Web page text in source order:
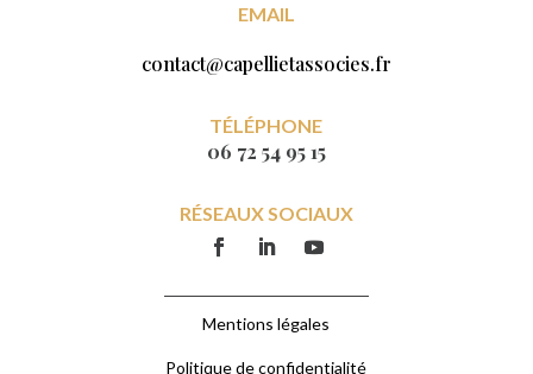
EMAIL
contact@capellietassocies.fr
TÉLÉPHONE
06 72 54 95 15
RÉSEAUX SOCIAUX
Mentions légales
Politique de confidentialité